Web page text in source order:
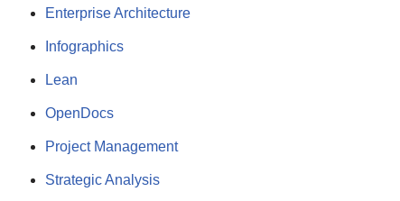
Enterprise Architecture
Infographics
Lean
OpenDocs
Project Management
Strategic Analysis